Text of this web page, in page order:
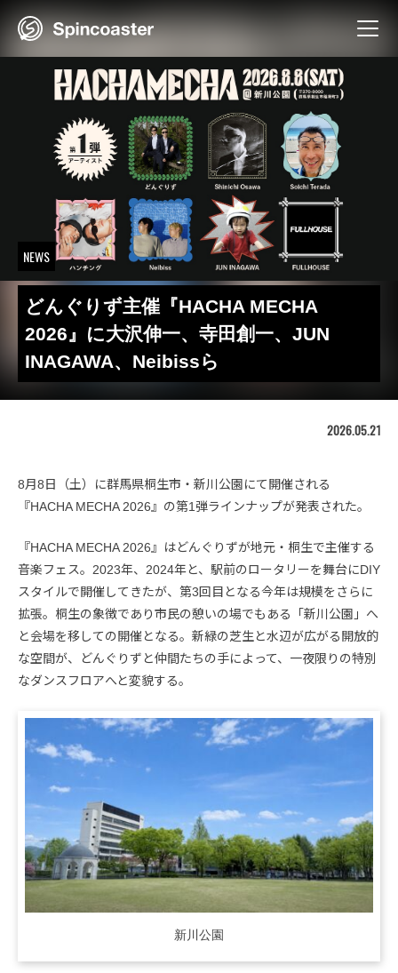
NEWS
どんぐりず主催『HACHA MECHA
2026』に大沢伸一、寺田創一、JUN
INAGAWA、Neibissら
2026.05.21
8月8日（土）に群馬県桐生市・新川公園にて開催される
『HACHA MECHA 2026』の第1弾ラインナップが発表された。
『HACHA MECHA 2026』はどんぐりずが地元・桐生で主催する
音楽フェス。2023年、2024年と、駅前のロータリーを舞台にDIY
スタイルで開催してきたが、第3回目となる今年は規模をさらに
拡張。桐生の象徴であり市民の憩いの場でもある「新川公園」へ
と会場を移しての開催となる。新緑の芝生と水辺が広がる開放的
な空間が、どんぐりずと仲間たちの手によって、一夜限りの特別
なダンスフロアへと変貌する。
新川公園